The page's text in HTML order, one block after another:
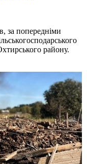
за попередніми
району.